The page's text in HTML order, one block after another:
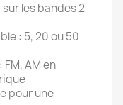
les bandes 2
: 5, 20 ou 50
AM en
pour une